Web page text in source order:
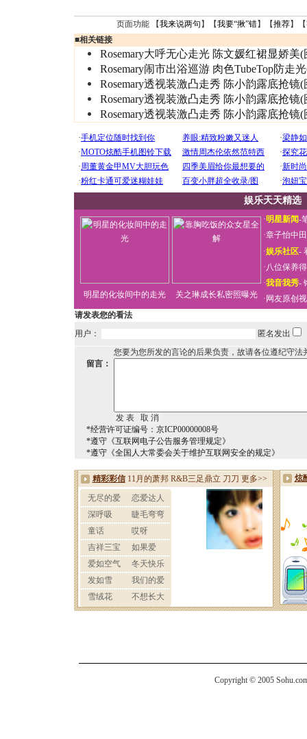
页面功能 【我来说两句 】【我要“揪”错】【推荐】
■相关链接
Rosemary大呼无心走光 陈文媛红裙显娇美(
Rosemary闹市出浴巡游 肉色TubeTop防走
Rosemary透视装激凸走秀 陈小韵露底抢镜(
Rosemary透视装激凸走秀 陈小韵露底抢镜(
Rosemary透视装激凸走秀 陈小韵露底抢镜(
娱乐天天精选
明星的化妆间中的走光 关之琳成长私密照曝光
·明星新闻-
·章子怡中
·娱乐社区-
·八位保养
·我音我秀-
· 网友原创
请发表您的看法
用户：
匿名发出
您要为您所发的言论的后果负责，故请各位遵纪守法
留言：
*经营许可证编号：京ICP00000008号
*遵守《互联网电子公告服务管理规定》
*遵守《全国人大常委会关于维护互联网安全的规定》
Copyright © 2005